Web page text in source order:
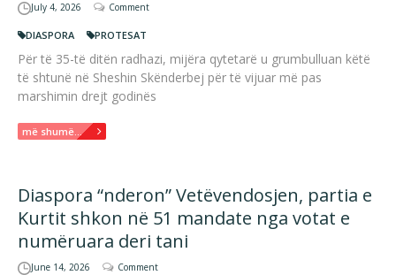
July 4, 2026 Comment
DIASPORA PROTESAT
Për të 35-të ditën radhazi, mijëra qytetarë u grumbulluan këtë
të shtunë në Sheshin Skënderbej për të vijuar më pas
marshimin drejt godinës
më shumë...
Diaspora “nderon” Vetëvendosjen, partia e
Kurtit shkon në 51 mandate nga votat e
numëruara deri tani
June 14, 2026 Comment